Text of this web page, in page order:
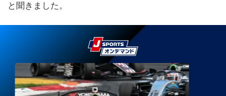
と聞きました。